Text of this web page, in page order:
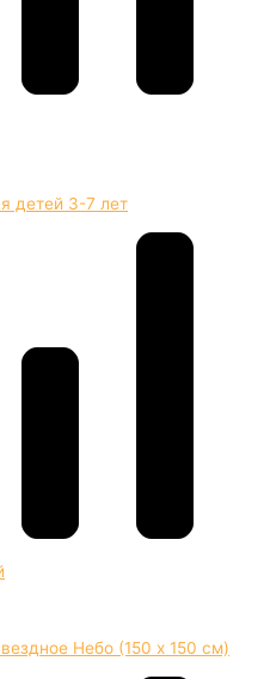
детей 3-7 лет
Небо (150 х 150 см)